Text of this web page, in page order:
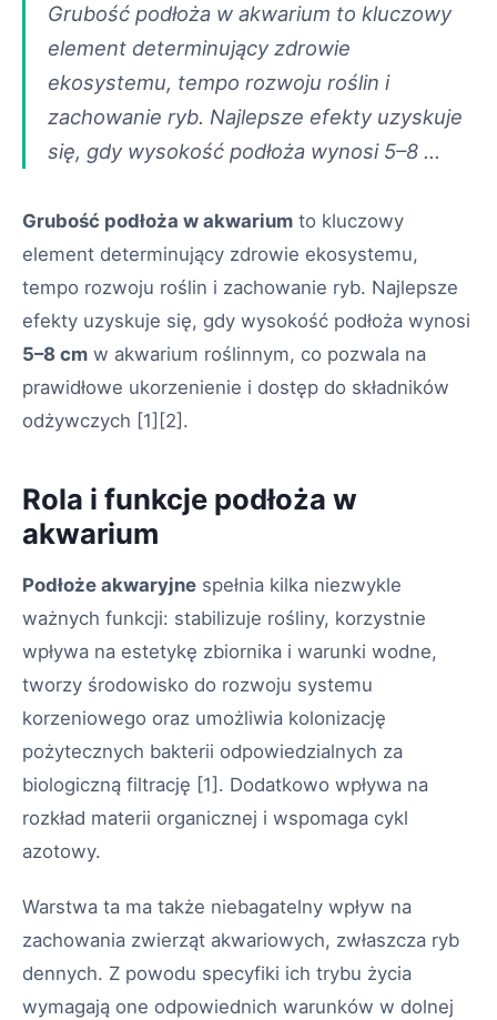
Grubość podłoża w akwarium to kluczowy
element determinujący zdrowie
ekosystemu, tempo rozwoju roślin i
zachowanie ryb. Najlepsze efekty uzyskuje
się, gdy wysokość podłoża wynosi 5–8 …
Grubość podłoża w akwarium to kluczowy
element determinujący zdrowie ekosystemu,
tempo rozwoju roślin i zachowanie ryb. Najlepsze
efekty uzyskuje się, gdy wysokość podłoża wynosi
5–8 cm w akwarium roślinnym, co pozwala na
prawidłowe ukorzenienie i dostęp do składników
odżywczych [1][2] .
Rola i funkcje podłoża w
akwarium
Podłoże akwaryjne spełnia kilka niezwykle
ważnych funkcji: stabilizuje rośliny, korzystnie
wpływa na estetykę zbiornika i warunki wodne,
tworzy środowisko do rozwoju systemu
korzeniowego oraz umożliwia kolonizację
pożytecznych bakterii odpowiedzialnych za
biologiczną filtrację [1] . Dodatkowo wpływa na
rozkład materii organicznej i wspomaga cykl
azotowy.
Warstwa ta ma także niebagatelny wpływ na
zachowania zwierząt akwariowych, zwłaszcza ryb
dennych. Z powodu specyfiki ich trybu życia
wymagają one odpowiednich warunków w dolnej